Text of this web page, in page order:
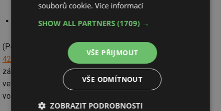
dobu plnění.
(Podle vyhlášky č. 146/2004 Sb., která novelizuje vyhlášku č.
428/20001 Sb.
Ministerstva zemědělství, kterou se provádí
zákon č.
274/2001 Sb., o vodovodech a kanalizacích pro
veřejnou potřebu a o změně některých zákonů (zákon o
vodovodech a kanalizacích).
souborů cookie.Více informací
SHOW ALL PARTNERS(1709) →
VŠE PŘIJMOUT
VŠE ODMÍTNOUT
ZOBRAZIT PODROBNOSTI